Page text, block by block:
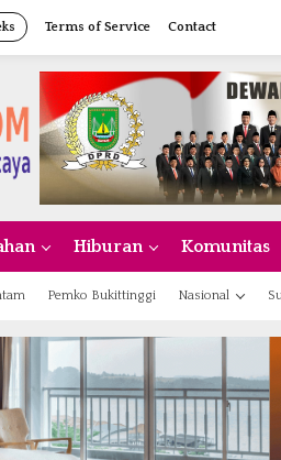
Terms of Service Contact
Hiburan Komunitas
Pemko Bukittinggi Nasional